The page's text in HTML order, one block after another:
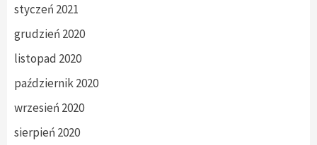
styczeń 2021
grudzień 2020
listopad 2020
październik 2020
wrzesień 2020
sierpień 2020